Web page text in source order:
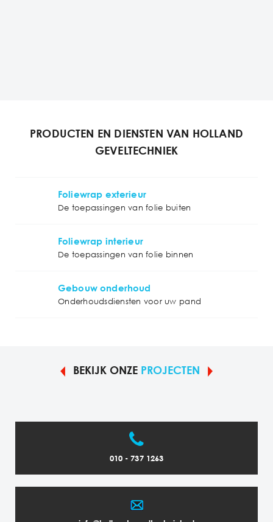
PRODUCTEN EN DIENSTEN VAN HOLLAND
GEVELTECHNIEK
Foliewrap exterieur
De toepassingen van folie buiten
Foliewrap interieur
De toepassingen van folie binnen
Gebouw onderhoud
Onderhoudsdiensten voor uw pand
BEKIJK ONZE PROJECTEN
010 - 737 1263